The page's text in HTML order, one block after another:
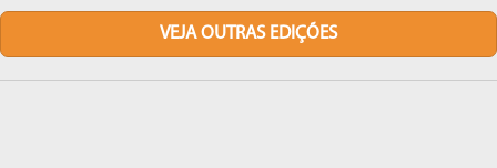
VEJA OUTRAS EDIÇÕES